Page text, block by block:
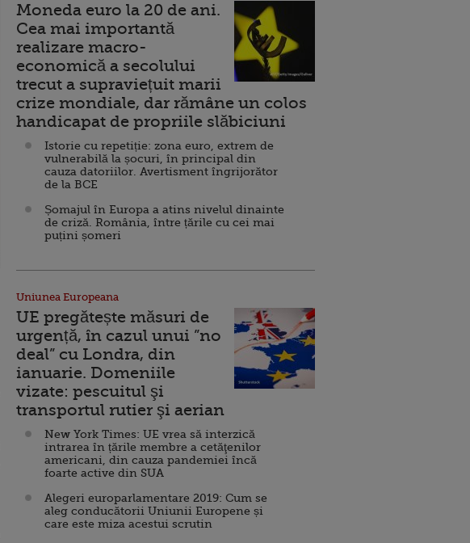
Moneda euro la 20 de ani.
Cea mai importantă
realizare macro-
economică a secolului
trecut a supraviețuit marii
crize mondiale, dar rămâne un colos
handicapat de propriile slăbiciuni
Istorie cu repetiție: zona euro, extrem de
vulnerabilă la șocuri, în principal din
cauza datoriilor. Avertisment îngrijorător
de la BCE
Șomajul în Europa a atins nivelul dinainte
de criză. România, între țările cu cei mai
puțini șomeri
Uniunea Europeana
UE pregătește măsuri de
urgență, în cazul unui ”no
deal” cu Londra, din
ianuarie. Domeniile
vizate: pescuitul şi
transportul rutier şi aerian
New York Times: UE vrea să interzică
intrarea în țările membre a cetăţenilor
americani, din cauza pandemiei încă
foarte active din SUA
Alegeri europarlamentare 2019: Cum se
aleg conducătorii Uniunii Europene și
care este miza acestui scrutin